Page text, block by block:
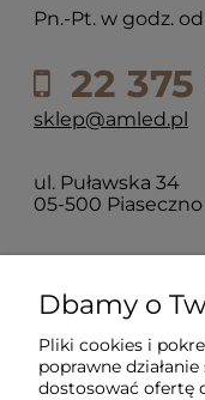
Pn.-Pt. w godz.
22
sklep@amled.pl
ul. Puławska 34
05-500 Piaseczno
Dla klientów
Informacje
Dbamy o
Pliki cookies i
poprawne
dostosować ofertę